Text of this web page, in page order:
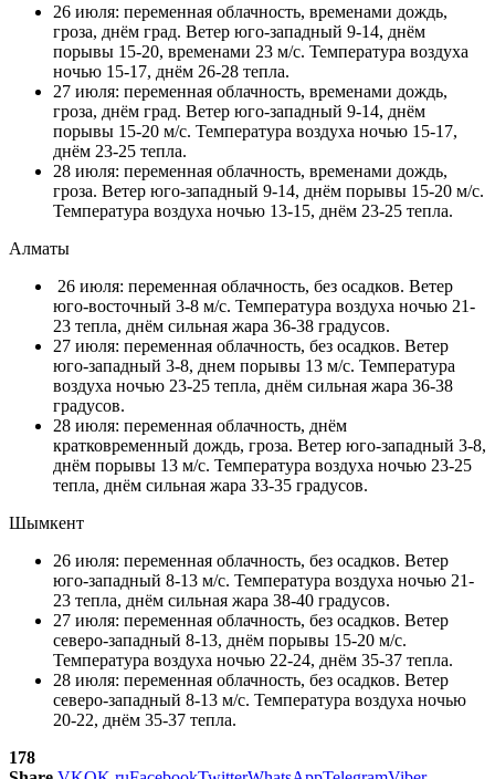
26 июля: переменная облачность, временами дождь,
гроза, днём град. Ветер юго-западный 9-14, днём
порывы 15-20, временами 23 м/с. Температура воздуха
ночью 15-17, днём 26-28 тепла.
27 июля: переменная облачность, временами дождь,
гроза, днём град. Ветер юго-западный 9-14, днём
порывы 15-20 м/с. Температура воздуха ночью 15-17,
днём 23-25 тепла.
28 июля: переменная облачность, временами дождь,
гроза. Ветер юго-западный 9-14, днём порывы 15-20 м/с.
Температура воздуха ночью 13-15, днём 23-25 тепла.
Алматы
26 июля: переменная облачность, без осадков. Ветер
юго-восточный 3-8 м/с. Температура воздуха ночью 21-
23 тепла, днём сильная жара 36-38 градусов.
27 июля: переменная облачность, без осадков. Ветер
юго-западный 3-8, днем порывы 13 м/с. Температура
воздуха ночью 23-25 тепла, днём сильная жара 36-38
градусов.
28 июля: переменная облачность, днём
кратковременный дождь, гроза. Ветер юго-западный 3-8,
днём порывы 13 м/с. Температура воздуха ночью 23-25
тепла, днём сильная жара 33-35 градусов.
Шымкент
26 июля: переменная облачность, без осадков. Ветер
юго-западный 8-13 м/с. Температура воздуха ночью 21-
23 тепла, днём сильная жара 38-40 градусов.
27 июля: переменная облачность, без осадков. Ветер
северо-западный 8-13, днём порывы 15-20 м/с.
Температура воздуха ночью 22-24, днём 35-37 тепла.
28 июля: переменная облачность, без осадков. Ветер
северо-западный 8-13 м/с. Температура воздуха ночью
20-22, днём 35-37 тепла.
178